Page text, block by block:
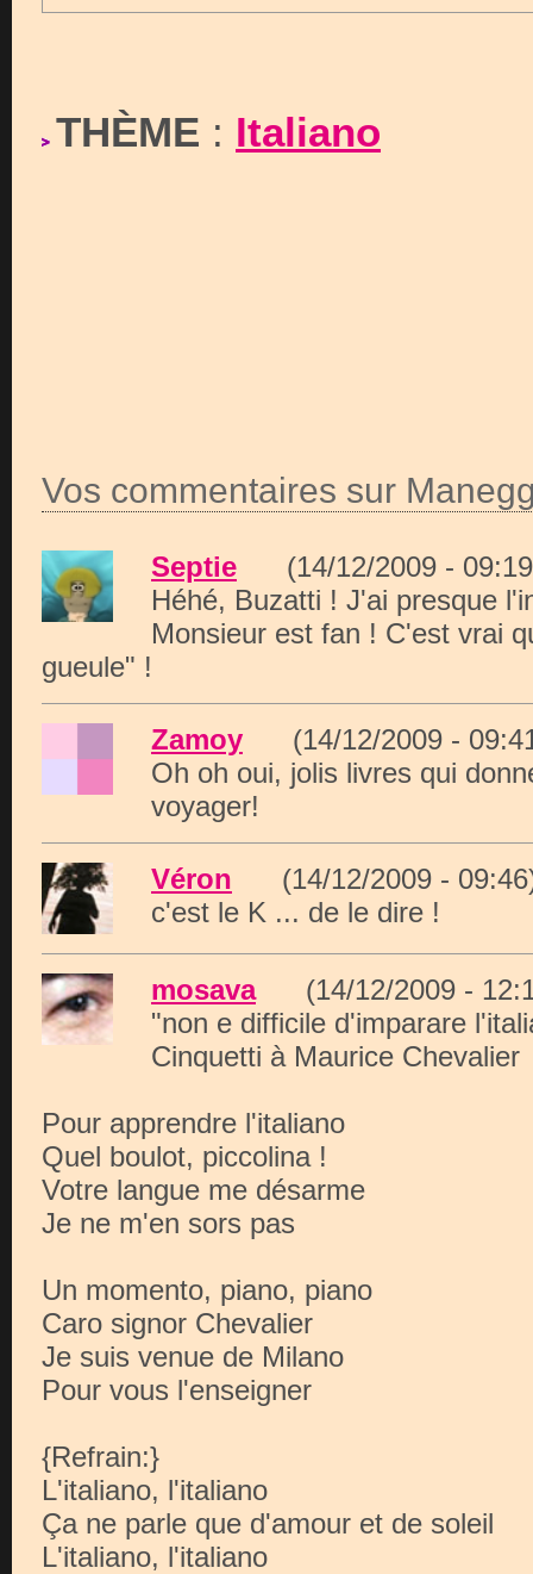
THÈME : Italiano
Vos commentaires sur
Septie (14/12/2009 -
Héhé, Buzatti ! J'ai presque
Monsieur est fan ! C'est vrai
gueule" !
Zamoy (14/12/2009 -
Oh oh oui, jolis livres qui
voyager!
Véron (14/12/2009 -
c'est le K ... de le dire !
mosava(14/12/2009 -
"non e difficile d'imparare
Cinquetti à Maurice Chevalier
Pour apprendre l'italiano
Quel boulot, piccolina !
Votre langue me désarme
Je ne m'en sors pas
Un momento, piano, piano
Caro signor Chevalier
Je suis venue de Milano
Pour vous l'enseigner
{Refrain:}
L'italiano, l'italiano
Ça ne parle que d'amour et de soleil
L'italiano, l'italiano